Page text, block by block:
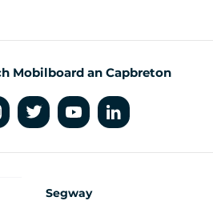
Mobilboard an Capbreton
Segway